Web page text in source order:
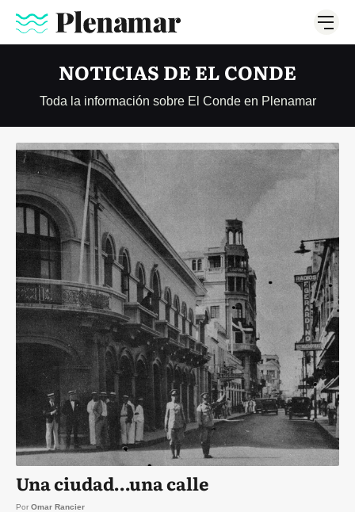
NOTICIAS DE EL CONDE
Toda la información sobre El Conde en Plenamar
Una ciudad…una calle
Por Omar Rancier